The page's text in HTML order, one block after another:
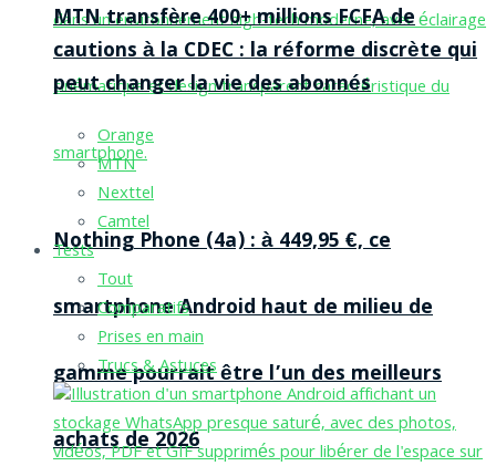
Nothing Phone (4a) : à 449,95 €, ce
smartphone Android haut de milieu de
gamme pourrait être l’un des meilleurs
achats de 2026
MTN transfère 400+ millions FCFA de
cautions à la CDEC : la réforme discrète qui
peut changer la vie des abonnés
Orange
MTN
Nexttel
Camtel
Tests
Tout
Comparatifs
Prises en main
Trucs & Astuces